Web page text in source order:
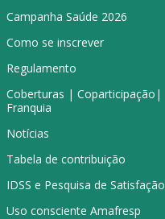
Campanha Saúde 2026
Como se inscrever
Regulamento
Coberturas | Coparticipação|
Franquia
Notícias
Tabela de contribuição
IDSS e Pesquisa de Satisfação
Uso consciente Amafresp